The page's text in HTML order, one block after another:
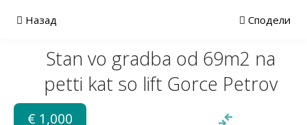
Назад Сподели
Stan vo gradba od 69m2 na
petti kat so lift Gorce Petrov
€ 1,000